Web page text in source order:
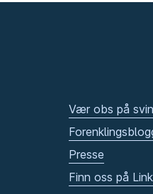
Vær obs på
Presse
Finn oss på